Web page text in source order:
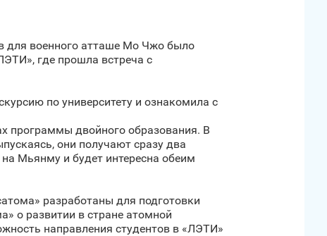
для военного атташе Мо Чжо было
где прошла встреча с
по университету и ознакомила с
программы двойного образования. В
они получают сразу два
Мьянму и будет интересна обеим
разработаны для подготовки
о развитии в стране атомной
направления студентов в «ЛЭТИ»